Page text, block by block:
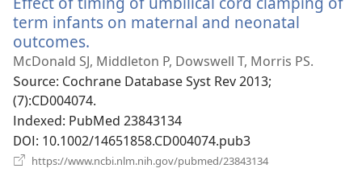
열
기)
term infants on maternal and neonatal
outcomes.
로
운
창
열
기)
McDonald SJ, Middleton P, Dowswell T, Morris PS.
Source‎: Cochrane Database Syst Rev 2013;
(7):CD004074.
Indexed‎: PubMed 23843134
DOI‎: 10.1002/14651858.CD004074.pub3
https://www.ncbi.nlm.nih.gov/pubmed/23843134